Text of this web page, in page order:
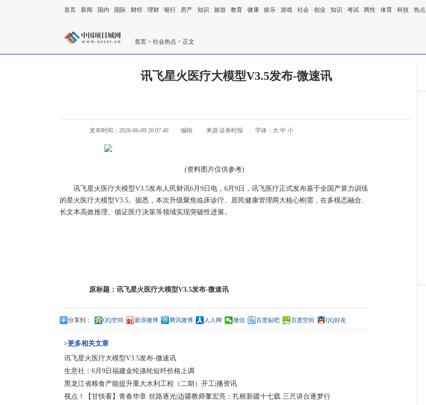
首页 新闻 国内 国际 财经 理财 银行 房产 知识 旅游 教育 健康 娱乐 游戏 社会 创业 知识 考试 两性 体育 科技 热点
首页 > 社会热点 > 正文
讯飞星火医疗大模型V3.5发布-微速讯
发布时间：2026-06-09 20:07:40 编辑: 来源:证券时报 字体： 大 中 小
(资料图片仅供参考)
讯飞星火医疗大模型V3.5发布人民财讯6月9日电，6月9日，讯飞医疗正式发布基于全国产算力训练
的星火医疗大模型V3.5。据悉，本次升级聚焦临床诊疗、居民健康管理两大核心刚需，在多模态融合、
长文本高效推理、循证医疗决策等领域实现突破性进展。
原标题： 讯飞星火医疗大模型V3.5发布-微速讯
分享到： QQ空间 新浪微博 腾讯微博 人人网 微信 百度贴吧 百度空间 QQ好友
>更多相关文章
讯飞星火医疗大模型V3.5发布-微速讯
生意社：6月9日福建金纶涤纶短纤价格上调
黑龙江省粮食产能提升重大水利工程（二期）开工|播资讯
视点！【甘快看】青春华章·丝路逐光|边疆教师董宏亮：扎根新疆十七载 三尺讲台逐梦行